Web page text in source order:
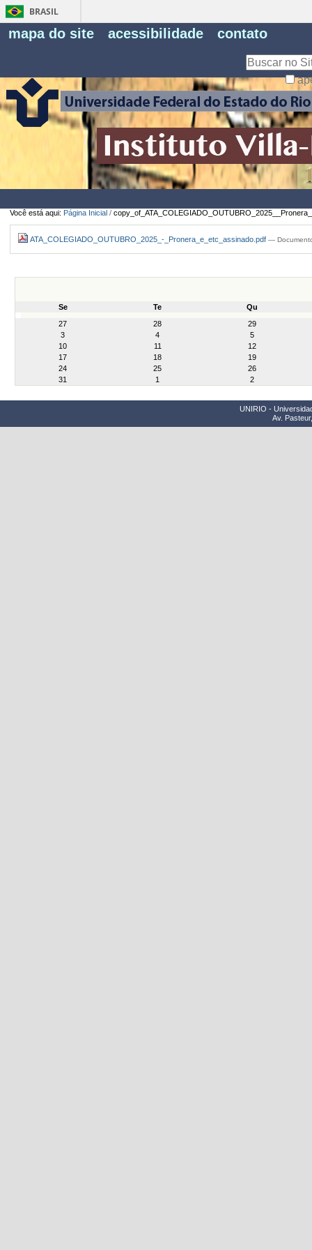
BRASIL
mapa do site acessibilidade contato
Você está aqui: Página Inicial /
ATA_COLEGIADO_OUTUBRO_2025_-_Pronera_e_etc_assinado.pdf —
Se Te
Qu
27
28
29
3
4
5
10
11
12
17
18
19
24
25
26
31
1 2
UNIRIO -
Av.